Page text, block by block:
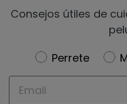
Consejos útiles de
Newsletter
Perrete
Email